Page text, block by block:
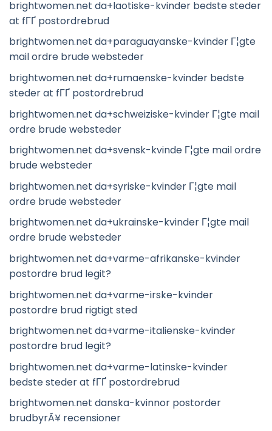
brightwomen.net da+laotiske-kvinder bedste steder
at fГҐ postordrebrud
brightwomen.net da+paraguayanske-kvinder Г¦gte
mail ordre brude websteder
brightwomen.net da+rumaenske-kvinder bedste
steder at fГҐ postordrebrud
brightwomen.net da+schweiziske-kvinder Г¦gte mail
ordre brude websteder
brightwomen.net da+svensk-kvinde Г¦gte mail ordre
brude websteder
brightwomen.net da+syriske-kvinder Г¦gte mail
ordre brude websteder
brightwomen.net da+ukrainske-kvinder Г¦gte mail
ordre brude websteder
brightwomen.net da+varme-afrikanske-kvinder
postordre brud legit?
brightwomen.net da+varme-irske-kvinder
postordre brud rigtigt sted
brightwomen.net da+varme-italienske-kvinder
postordre brud legit?
brightwomen.net da+varme-latinske-kvinder
bedste steder at fГҐ postordrebrud
brightwomen.net danska-kvinnor postorder
brudbyrÃ¥ recensioner